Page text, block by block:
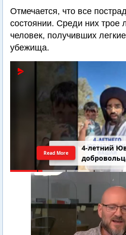
Отмечается, что все
состоянии. Среди них трое
человек, получивших
убежища.
4-летний
Read More